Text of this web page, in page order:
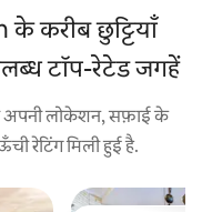
करीब छुट्टियाँ
टॉप-रेटेड जगहें
अपनी लोकेशन, सफ़ाई के
रेटिंग मिली हुई है.